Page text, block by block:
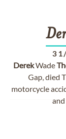
DerekWade
Gap, died
motorcycle